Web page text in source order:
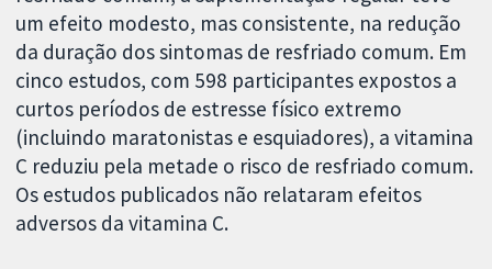
um efeito modesto, mas consistente, na redução
da duração dos sintomas de resfriado comum. Em
cinco estudos, com 598 participantes expostos a
curtos períodos de estresse físico extremo
(incluindo maratonistas e esquiadores), a vitamina
C reduziu pela metade o risco de resfriado comum.
Os estudos publicados não relataram efeitos
adversos da vitamina C.